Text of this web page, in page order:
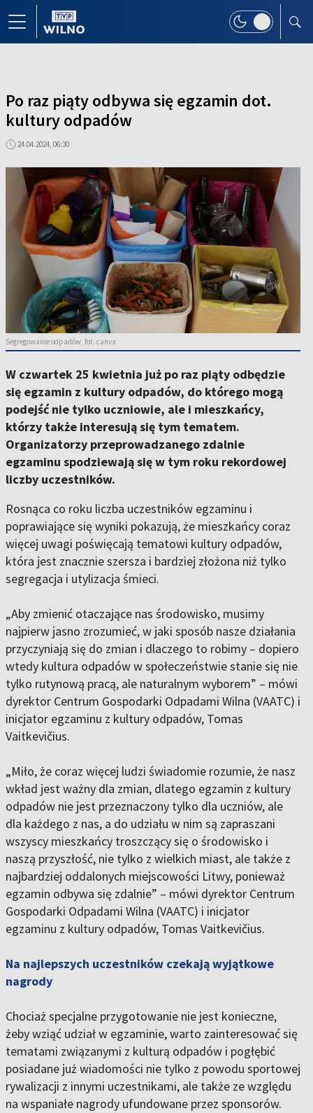
Po raz piąty odbywa się egzamin dot.
kultury odpadów
24.04.2024, 06:30
Segregowanie odpadów, fot. canva
W czwartek 25 kwietnia już po raz piąty odbędzie
się egzamin z kultury odpadów, do którego mogą
podejść nie tylko uczniowie, ale i mieszkańcy,
którzy także interesują się tym tematem.
Organizatorzy przeprowadzanego zdalnie
egzaminu spodziewają się w tym roku rekordowej
liczby uczestników.
Rosnąca co roku liczba uczestników egzaminu i
poprawiające się wyniki pokazują, że mieszkańcy coraz
więcej uwagi poświęcają tematowi kultury odpadów,
która jest znacznie szersza i bardziej złożona niż tylko
segregacja i utylizacja śmieci.
„Aby zmienić otaczające nas środowisko, musimy
najpierw jasno zrozumieć, w jaki sposób nasze działania
przyczyniają się do zmian i dlaczego to robimy – dopiero
wtedy kultura odpadów w społeczeństwie stanie się nie
tylko rutynową pracą, ale naturalnym wyborem” – mówi
dyrektor Centrum Gospodarki Odpadami Wilna (VAATC) i
inicjator egzaminu z kultury odpadów, Tomas
Vaitkevičius.
„Miło, że coraz więcej ludzi świadomie rozumie, że nasz
wkład jest ważny dla zmian, dlatego egzamin z kultury
odpadów nie jest przeznaczony tylko dla uczniów, ale
dla każdego z nas, a do udziału w nim są zapraszani
wszyscy mieszkańcy troszczący się o środowisko i
naszą przyszłość, nie tylko z wielkich miast, ale także z
najbardziej oddalonych miejscowości Litwy, ponieważ
egzamin odbywa się zdalnie” – mówi dyrektor Centrum
Gospodarki Odpadami Wilna (VAATC) i inicjator
egzaminu z kultury odpadów, Tomas Vaitkevičius.
Na najlepszych uczestników czekają wyjątkowe
nagrody
Chociaż specjalne przygotowanie nie jest konieczne,
żeby wziąć udział w egzaminie, warto zainteresować się
tematami związanymi z kulturą odpadów i pogłębić
posiadane już wiadomości nie tylko z powodu sportowej
rywalizacji z innymi uczestnikami, ale także ze względu
na wspaniałe nagrody ufundowane przez sponsorów.